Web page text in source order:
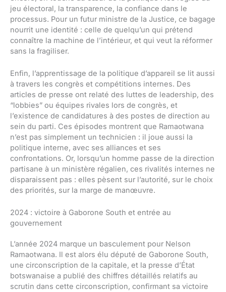
jeu électoral, la transparence, la confiance dans le
processus. Pour un futur ministre de la Justice, ce bagage
nourrit une identité : celle de quelqu’un qui prétend
connaître la machine de l’intérieur, et qui veut la réformer
sans la fragiliser.
Enfin, l’apprentissage de la politique d’appareil se lit aussi
à travers les congrès et compétitions internes. Des
articles de presse ont relaté des luttes de leadership, des
“lobbies” ou équipes rivales lors de congrès, et
l’existence de candidatures à des postes de direction au
sein du parti. Ces épisodes montrent que Ramaotwana
n’est pas simplement un technicien : il joue aussi la
politique interne, avec ses alliances et ses
confrontations. Or, lorsqu’un homme passe de la direction
partisane à un ministère régalien, ces rivalités internes ne
disparaissent pas : elles pèsent sur l’autorité, sur le choix
des priorités, sur la marge de manœuvre.
2024 : victoire à Gaborone South et entrée au
gouvernement
L’année 2024 marque un basculement pour Nelson
Ramaotwana. Il est alors élu député de Gaborone South,
une circonscription de la capitale, et la presse d’État
botswanaise a publié des chiffres détaillés relatifs au
scrutin dans cette circonscription, confirmant sa victoire